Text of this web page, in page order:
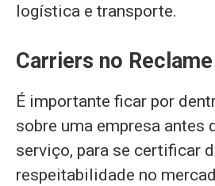
logística e transporte.
Carriers no
É importante ficar por
sobre uma empresa antes
serviço, para se certificar
respeitabilidade no